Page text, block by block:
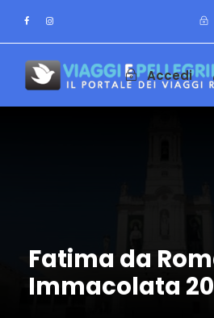
Accedi
Fatima da
Immacolata